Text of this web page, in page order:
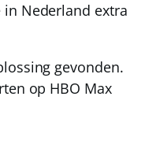
in Nederland extra
gevonden.
op HBO Max